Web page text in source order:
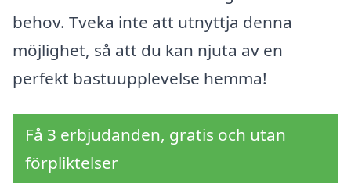
behov. Tveka inte att utnyttja denna
möjlighet, så att du kan njuta av en
perfekt bastuupplevelse hemma!
Få 3 erbjudanden, gratis och utan
förpliktelser